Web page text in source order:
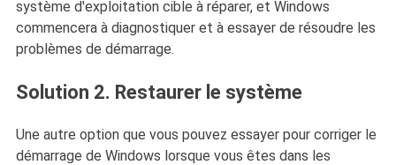
système d'exploitation cible à réparer, et Windows
commencera à diagnostiquer et à essayer de résoudre les
problèmes de démarrage.
Solution 2. Restaurer le système
Une autre option que vous pouvez essayer pour corriger le
démarrage de Windows lorsque vous êtes dans les